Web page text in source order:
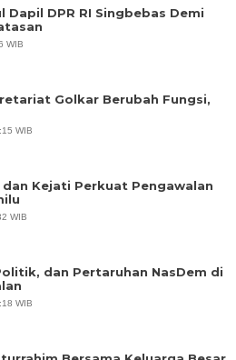
Dapil DPR RI Singbebas Demi
WIB
Golkar Berubah Fungsi,
WIB
dan Kejati Perkuat Pengawalan
WIB
dan Pertaruhan NasDem di
WIB